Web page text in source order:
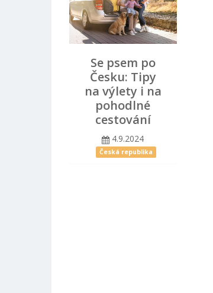
Se psem po
Česku: Tipy
na výlety i na
pohodlné
cestování
4.9.2024
Česká republika